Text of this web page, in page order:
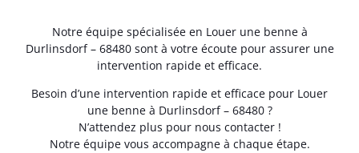
Notre équipe spécialisée en Louer une benne à
Durlinsdorf – 68480 sont à votre écoute pour assurer une
intervention rapide et efficace.
Besoin d’une intervention rapide et efficace pour Louer
une benne à Durlinsdorf – 68480 ?
N’attendez plus pour nous contacter !
Notre équipe vous accompagne à chaque étape.